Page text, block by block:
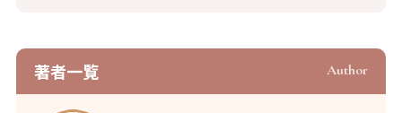
著者⼀覧 Author